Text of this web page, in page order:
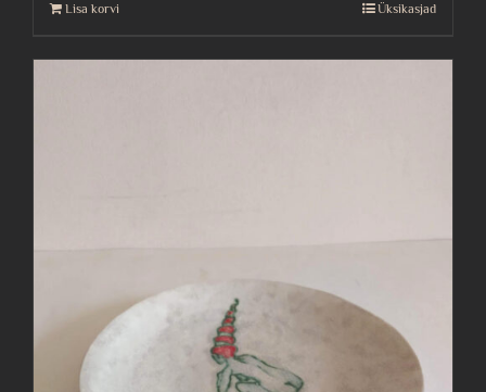
Lisa korvi Üksikasjad